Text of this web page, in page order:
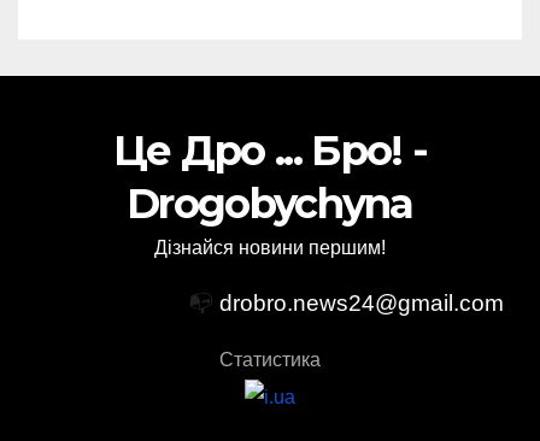
Це Дро ... Бро! -
Drogobychyna
Дізнайся новини першим!
📭 drobro.news24@gmail.com
Статистика